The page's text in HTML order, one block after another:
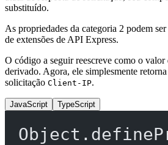
substituído.
As propriedades da categoria 2 podem
de extensões de API Express.
O código a seguir reescreve como o valor
derivado. Agora, ele simplesmente
solicitação Client-IP.
JavaScript TypeScript
Object.